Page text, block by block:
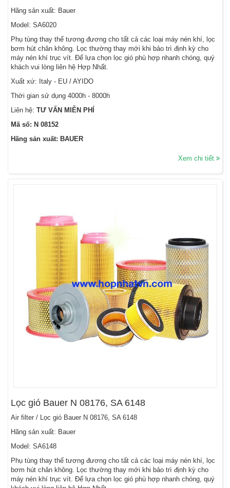
Hãng sản xuất: Bauer
Model: SA6020
Phụ tùng thay thế tương đương cho tất cả các loại máy nén khí, lọc
bơm hút chân không. Lọc thường thay mới khi bảo trì định kỳ cho
máy nén khí trục vít. Để lựa chọn lọc gió phù hợp nhanh chóng, quý
khách vui lòng liên hệ Hợp Nhất.
Xuất xứ: Italy - EU / AYIDO
Thời gian sử dụng 4000h - 8000h
Liên hệ: TƯ VẤN MIỄN PHÍ
Mã số: N 08152
Hãng sản xuất: BAUER
Xem chi tiết
Lọc gió Bauer N 08176, SA 6148
Air filter / Lọc gió Bauer N 08176, SA 6148
Hãng sản xuất: Bauer
Model: SA6148
Phụ tùng thay thế tương đương cho tất cả các loại máy nén khí, lọc
bơm hút chân không. Lọc thường thay mới khi bảo trì định kỳ cho
máy nén khí trục vít. Để lựa chọn lọc gió phù hợp nhanh chóng, quý